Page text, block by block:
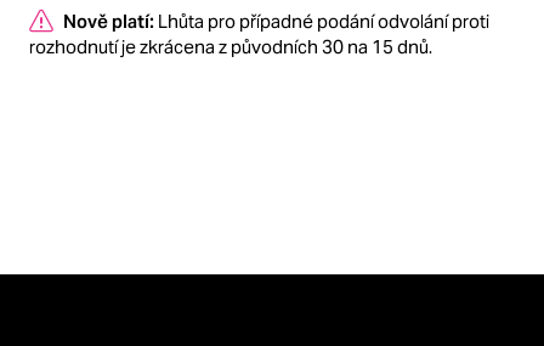
Nově platí: Lhůta pro případné podání odvolání proti
rozhodnutí je zkrácena z původních 30 na 15 dnů.